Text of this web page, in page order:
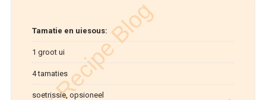
Tamatie en uiesous:
1 groot ui
4 tamaties
soetrissie, opsioneel